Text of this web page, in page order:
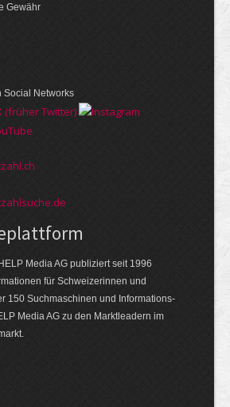
Gewähr
Social Networks
Media AG publiziert seit 1996
für Schweizerinnen und
150 Suchmaschinen und Informations­
Media AG zu den Markt­leadern im